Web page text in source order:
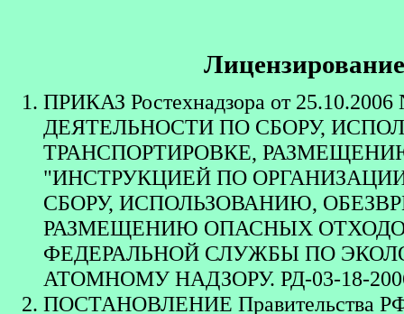
ПРИКАЗ Ростехнадзора от
ДЕЯТЕЛЬНОСТИ ПО СБОРУ,
ТРАНСПОРТИРОВКЕ,
"ИНСТРУКЦИЕЙ ПО
СБОРУ, ИСПОЛЬЗОВАНИЮ,
РАЗМЕЩЕНИЮ ОПАСНЫХ
ФЕДЕРАЛЬНОЙ СЛУЖБЫ ПО
АТОМНОМУ НАДЗОРУ. РД-03-18-
ПОСТАНОВЛЕНИЕ Правительства